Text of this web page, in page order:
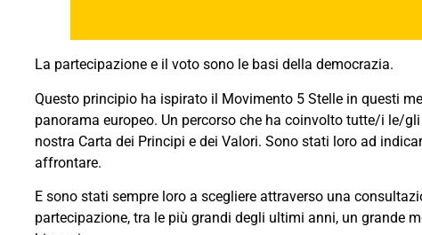
La partecipazione e il voto sono le basi della democrazia.
Questo principio ha ispirato il Movimento 5 Stelle in questi
panorama europeo. Un percorso che ha coinvolto tutte/i le/
nostra Carta dei Principi e dei Valori. Sono stati loro ad
affrontare.
E sono stati sempre loro a scegliere attraverso una
partecipazione, tra le più grandi degli ultimi anni, un grande